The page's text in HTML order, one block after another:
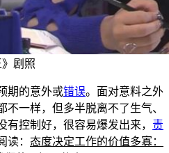
剧照
期的意外或错误。面对意料之外
一样，但多半脱离不了生气、
控制好，很容易爆发出来， 责
读： 态度决定工作的价值多寡：